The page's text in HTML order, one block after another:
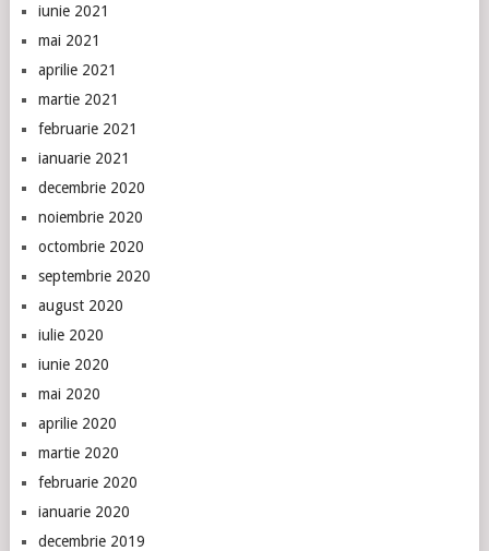
iunie 2021
mai 2021
aprilie 2021
martie 2021
februarie 2021
ianuarie 2021
decembrie 2020
noiembrie 2020
octombrie 2020
septembrie 2020
august 2020
iulie 2020
iunie 2020
mai 2020
aprilie 2020
martie 2020
februarie 2020
ianuarie 2020
decembrie 2019